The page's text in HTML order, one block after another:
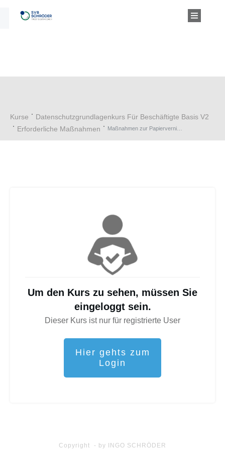
Kurse
Datenschutzgrundlagenkurs Für Beschäftigte Basis V2
Erforderliche Maßnahmen
Um den Kurs zu sehen, müssen Sie
eingeloggt sein.
Dieser Kurs ist nur für registrierte User
Hier gehts zum
Login
Copyright - by INGO SCHRÖDER